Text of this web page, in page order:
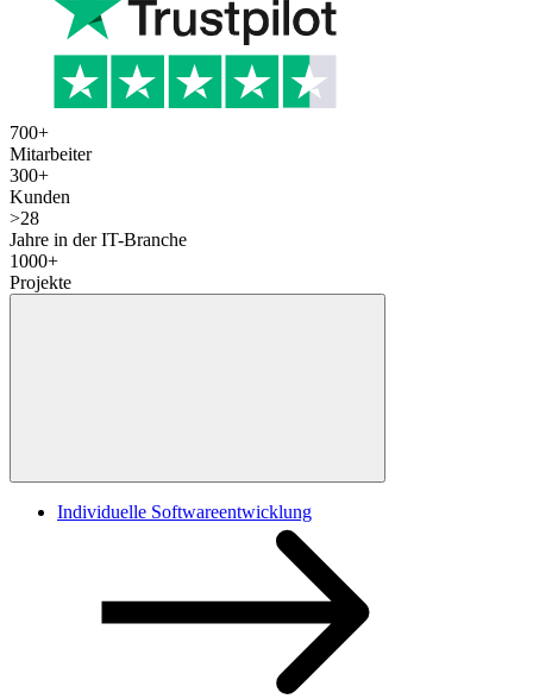
700+
Mitarbeiter
300+
Kunden
>28
Jahre in der IT-Branche
1000+
Projekte
Individuelle Softwareentwicklung